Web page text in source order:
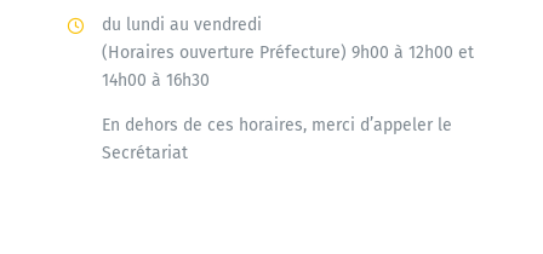
du lundi au vendredi
(Horaires ouverture Préfecture) 9h00 à 12h00 et
14h00 à 16h30
En dehors de ces horaires, merci d’appeler le
Secrétariat